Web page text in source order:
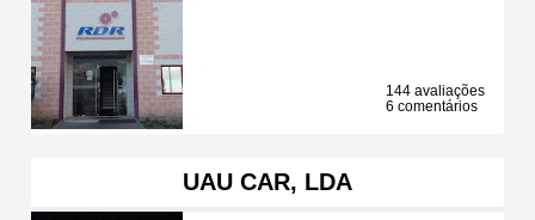
144 avaliações
6 comentários
UAU CAR, LDA